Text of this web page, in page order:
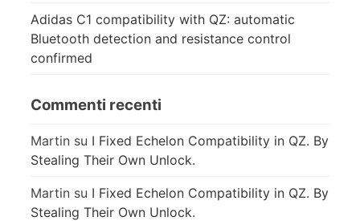
Adidas C1 compatibility with QZ: automatic
Bluetooth detection and resistance control
confirmed
Commenti recenti
Martin su I Fixed Echelon Compatibility in QZ. By
Stealing Their Own Unlock.
Martin su I Fixed Echelon Compatibility in QZ. By
Stealing Their Own Unlock.